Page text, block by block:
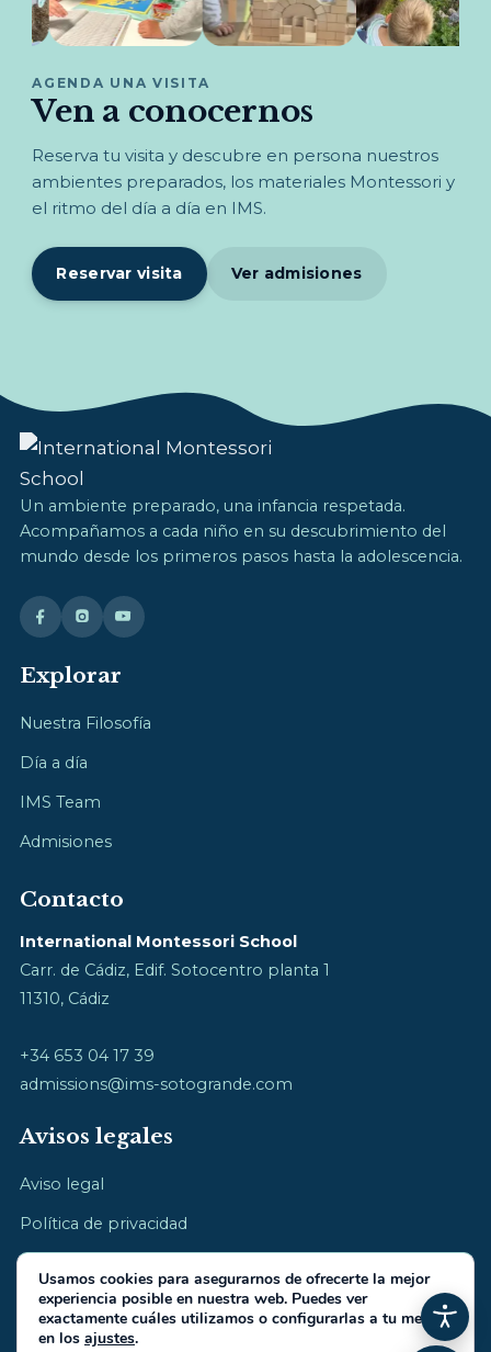
AGENDA UNA VISITA
Ven a conocernos
Reserva tu visita y descubre en persona nuestros
ambientes preparados, los materiales Montessori y
el ritmo del día a día en IMS.
Reservar visita Ver admisiones
Un ambiente preparado, una infancia respetada.
Acompañamos a cada niño en su descubrimiento del
mundo desde los primeros pasos hasta la adolescencia.
Explorar
Nuestra Filosofía
Día a día
IMS Team
Admisiones
Contacto
International Montessori School
Carr. de Cádiz, Edif. Sotocentro planta 1
11310, Cádiz
+34 653 04 17 39
admissions@ims-sotogrande.com
Avisos legales
Aviso legal
Política de privacidad
Política de cookies
Usamos cookies para asegurarnos de ofrecerte la mejor
experiencia posible en nuestra web. Puedes ver
exactamente cuáles utilizamos o configurarlas a tu medida
en los ajustes.